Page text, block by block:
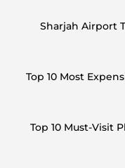
Sharjah Airport
Top 10 Most
Top 10 Must-Visit